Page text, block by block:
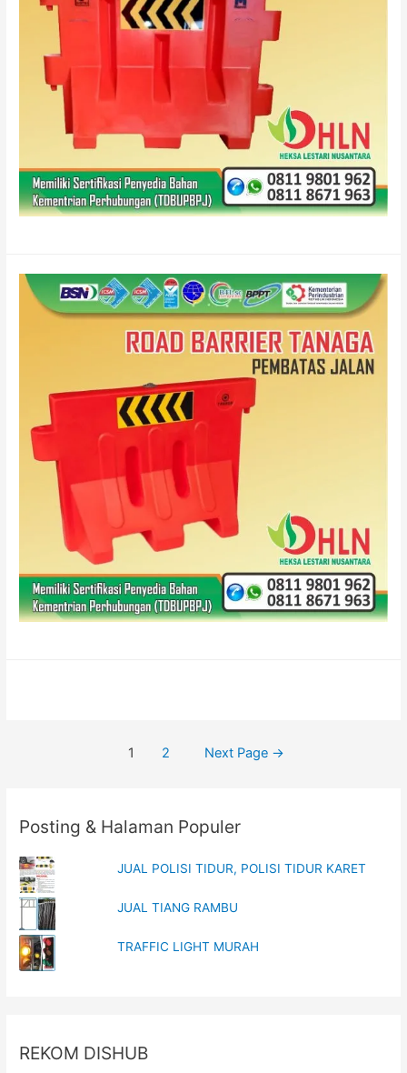
1 2 Next Page →
Posting & Halaman Populer
JUAL POLISI TIDUR, POLISI TIDUR KARET
JUAL TIANG RAMBU
TRAFFIC LIGHT MURAH
REKOM DISHUB